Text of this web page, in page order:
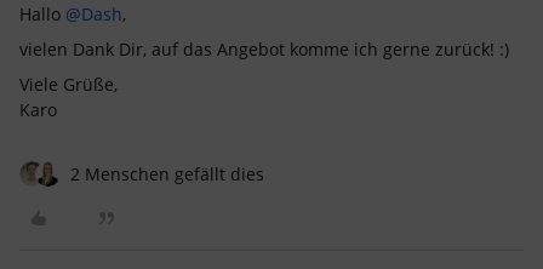
Hallo @Dash,
vielen Dank Dir, auf das Angebot komme ich gerne zurück! :)
Viele Grüße,
Karo
2 Menschen gefällt dies